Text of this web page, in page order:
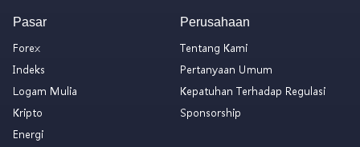
Pasar
Forex
Indeks
Logam Mulia
Kripto
Energi
Perusahaan
Tentang Kami
Pertanyaan Umum
Kepatuhan Terhadap Regulasi
Sponsorship